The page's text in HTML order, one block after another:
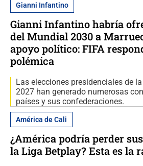
Gianni Infantino
Gianni Infantino habría
del Mundial 2030 a
apoyo político: FIFA
polémica
Las elecciones presidenciales de
2027 han generado numerosas
países y sus confederaciones.
América de Cali
¿América podría perder
la Liga Betplay? Esta es la